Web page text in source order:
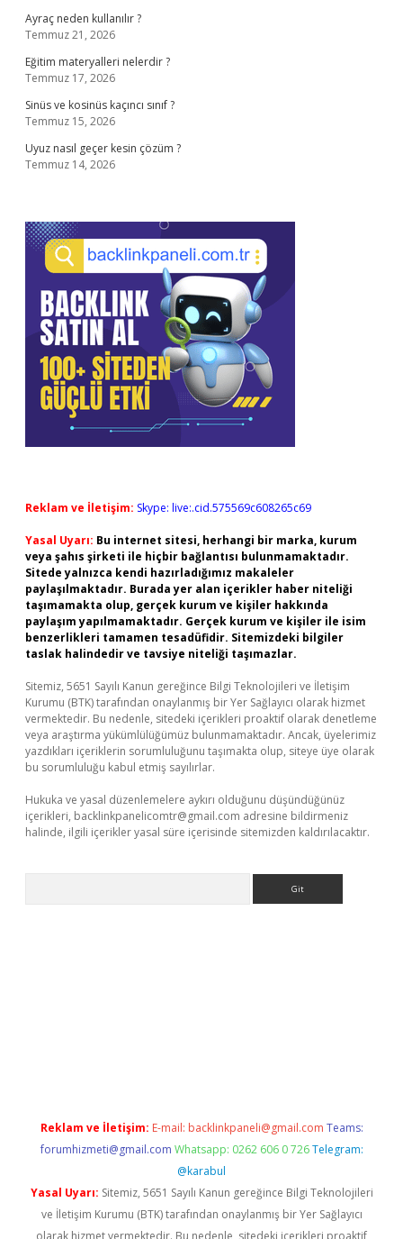
Ayraç neden kullanılır ?
Temmuz 21, 2026
Eğitim materyalleri nelerdir ?
Temmuz 17, 2026
Sinüs ve kosinüs kaçıncı sınıf ?
Temmuz 15, 2026
Uyuz nasıl geçer kesin çözüm ?
Temmuz 14, 2026
Reklam ve İletişim: Skype: live:.cid.575569c608265c69
Yasal Uyarı: Bu internet sitesi, herhangi bir marka, kurum
veya şahıs şirketi ile hiçbir bağlantısı bulunmamaktadır.
Sitede yalnızca kendi hazırladığımız makaleler
paylaşılmaktadır. Burada yer alan içerikler haber niteliği
taşımamakta olup, gerçek kurum ve kişiler hakkında
paylaşım yapılmamaktadır. Gerçek kurum ve kişiler ile isim
benzerlikleri tamamen tesadüfidir. Sitemizdeki bilgiler
taslak halindedir ve tavsiye niteliği taşımazlar.
Sitemiz, 5651 Sayılı Kanun gereğince Bilgi Teknolojileri ve İletişim
Kurumu (BTK) tarafından onaylanmış bir Yer Sağlayıcı olarak hizmet
vermektedir. Bu nedenle, sitedeki içerikleri proaktif olarak denetleme
veya araştırma yükümlülüğümüz bulunmamaktadır. Ancak, üyelerimiz
yazdıkları içeriklerin sorumluluğunu taşımakta olup, siteye üye olarak
bu sorumluluğu kabul etmiş sayılırlar.
Hukuka ve yasal düzenlemelere aykırı olduğunu düşündüğünüz
içerikleri, backlinkpanelicomtr@gmail.com adresine bildirmeniz
halinde, ilgili içerikler yasal süre içerisinde sitemizden kaldırılacaktır.
Reklam ve İletişim: E-mail: backlinkpaneli@gmail.com Teams:
forumhizmeti@gmail.com Whatsapp: 0262 606 0 726 Telegram:
@karabul
Yasal Uyarı: Sitemiz, 5651 Sayılı Kanun gereğince Bilgi Teknolojileri
ve İletişim Kurumu (BTK) tarafından onaylanmış bir Yer Sağlayıcı
olarak hizmet vermektedir. Bu nedenle, sitedeki içerikleri proaktif